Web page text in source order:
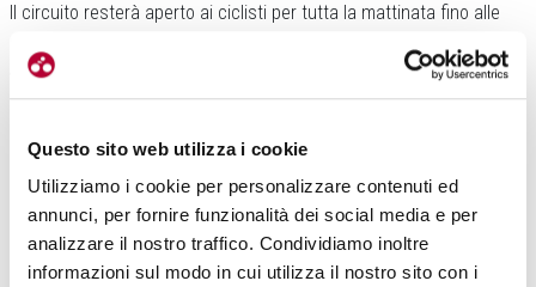
Questo sito web utilizza i cookie
Utilizziamo i cookie per personalizzare contenuti ed
annunci, per fornire funzionalità dei social media e per
analizzare il nostro traffico. Condividiamo inoltre
informazioni sul modo in cui utilizza il nostro sito con i
Il circuito resterà aperto ai ciclisti per tutta la mattinata fino alle
anche a chi non vorrà affrontare l’intero percorso
. Il tracciato del
Suzuki Bike Day 2026 prevede un percorso di circa 62 chilometri
emozioni a ciclisti di ogni livello.